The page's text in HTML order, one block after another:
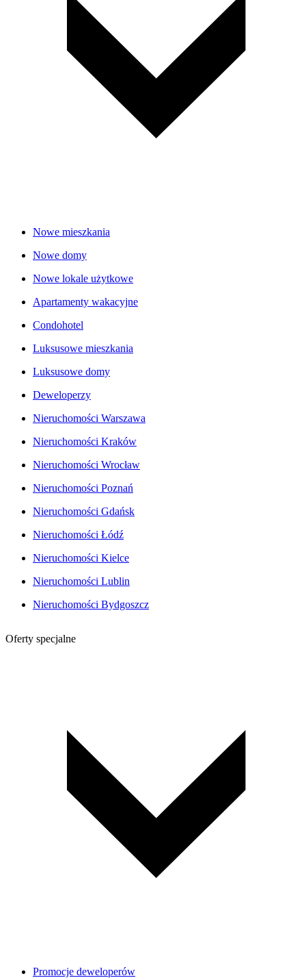
Nowe mieszkania
Nowe domy
Nowe lokale użytkowe
Apartamenty wakacyjne
Condohotel
Luksusowe mieszkania
Luksusowe domy
Deweloperzy
Nieruchomości Warszawa
Nieruchomości Kraków
Nieruchomości Wrocław
Nieruchomości Poznań
Nieruchomości Gdańsk
Nieruchomości Łódź
Nieruchomości Kielce
Nieruchomości Lublin
Nieruchomości Bydgoszcz
Oferty specjalne
Promocje deweloperów